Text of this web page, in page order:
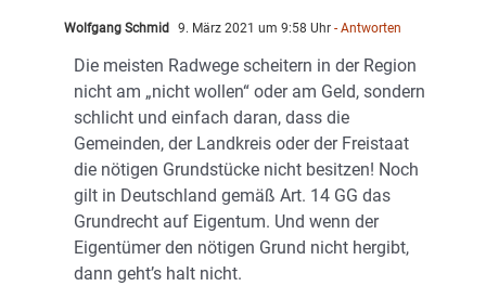
Wolfgang Schmid 9. März 2021 um 9:58 Uhr - Antworten
Die meisten Radwege scheitern in der Region
nicht am „nicht wollen“ oder am Geld, sondern
schlicht und einfach daran, dass die
Gemeinden, der Landkreis oder der Freistaat
die nötigen Grundstücke nicht besitzen! Noch
gilt in Deutschland gemäß Art. 14 GG das
Grundrecht auf Eigentum. Und wenn der
Eigentümer den nötigen Grund nicht hergibt,
dann geht’s halt nicht.